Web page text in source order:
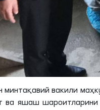
минтақавий вакили
ва яшаш шароитларини